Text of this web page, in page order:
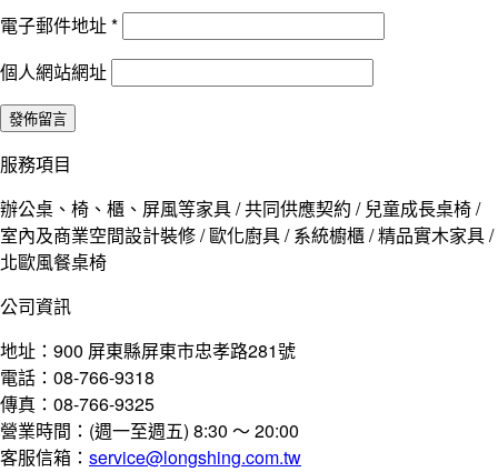
電子郵件地址*
個人網站網址
服務項目
辦公桌、椅、櫃、屏風等家具 / 共同供應契約 / 兒童成長桌椅 /
室內及商業空間設計裝修 / 歐化廚具 / 系統櫥櫃 / 精品實木家具 /
北歐風餐桌椅
公司資訊
地址：900 屏東縣屏東市忠孝路281號
電話：08-766-9318
傳真：08-766-9325
營業時間：(週一至週五) 8:30 ～ 20:00
客服信箱： service@longshing.com.tw